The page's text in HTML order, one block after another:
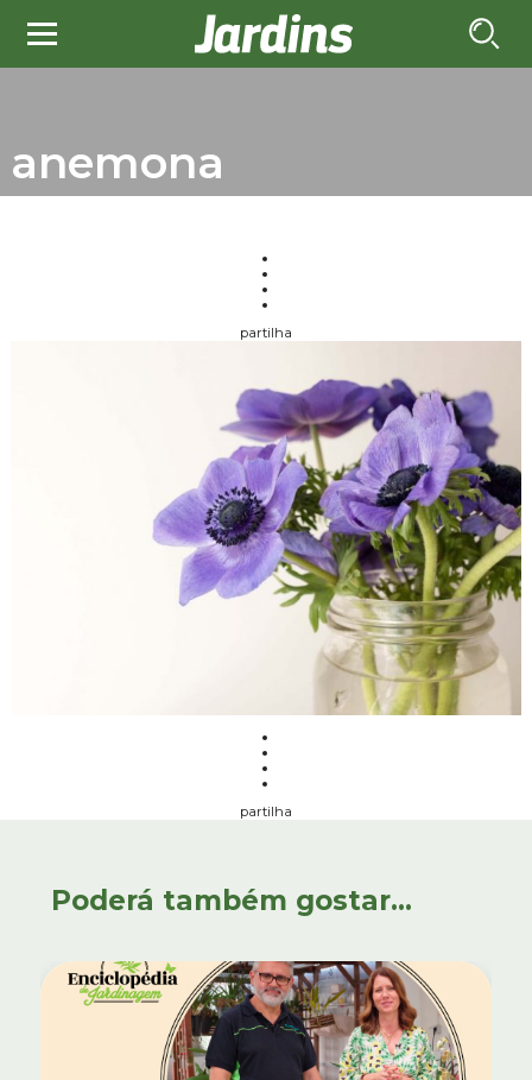
anemona
partilha
partilha
Poderá também gostar...